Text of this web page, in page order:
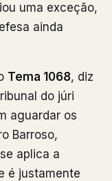
uma exceção,
ainda
Tema 1068, diz
do júri
aguardar os
Barroso,
aplica a
é justamente